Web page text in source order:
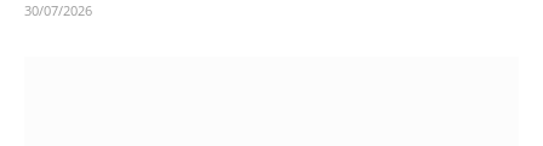
30/07/2026